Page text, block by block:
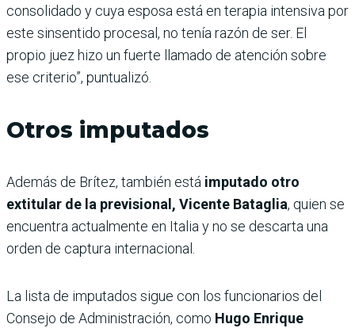
consolidado y cuya esposa está en terapia intensiva por
este sinsentido procesal, no tenía razón de ser. El
propio juez hizo un fuerte llamado de atención sobre
ese criterio”, puntualizó.
Otros imputados
Además de Brítez, también está imputado otro
extitular de la previsional, Vicente Bataglia, quien se
encuentra actualmente en Italia y no se descarta una
orden de captura internacional.
La lista de imputados sigue con los funcionarios del
Consejo de Administración, como Hugo Enrique